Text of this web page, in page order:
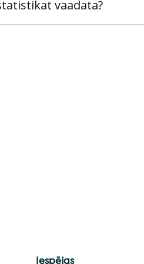
vaadata?
Iespējas